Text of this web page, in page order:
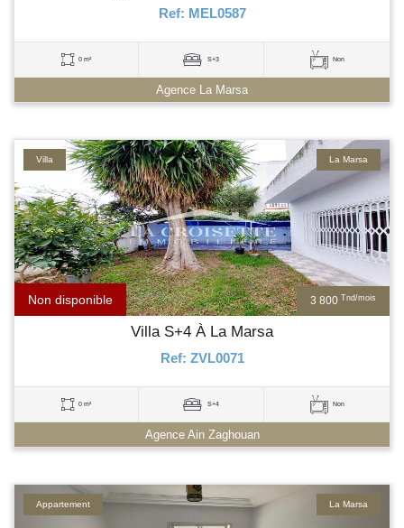
Ref: MEL0587
0 m² S+3 Non
Agence La Marsa
3 800 Tnd/mois
Non disponible
La Marsa
Villa
Villa S+4 À La Marsa
Ref: ZVL0071
0 m² S+4 Non
Agence Ain Zaghouan
La Marsa
Appartement